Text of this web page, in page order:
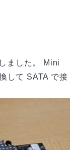
ました。 Mini
して SATA で接